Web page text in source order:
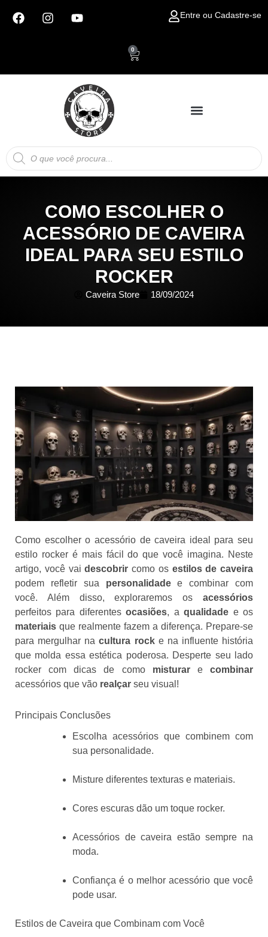
para
F
a
o
I
n
g
Y
o
b
e
Entre ou Cadastre-se
0
Carrinho
Pesquisar
produtos
COMO ESCOLHER O
ACESSÓRIO DE CAVEIRA
IDEAL PARA SEU ESTILO
ROCKER
Caveira Store 18/09/2024
Como escolher o acessório de caveira ideal para seu
estilo rocker é mais fácil do que você imagina. Neste
artigo, você vaidescobrir como os estilos de caveira
podem refletir sua personalidadee combinar com
você. Além disso, exploraremos os acessórios
perfeitos para diferentesocasiões, aqualidade e os
materiais que realmente fazem a diferença. Prepare-se
para mergulhar nacultura rocke na influente história
que molda essa estética poderosa. Desperte seu lado
rocker com dicas de como misturarecombinar
acessórios que vão realçar seu visual!
Principais Conclusões
Escolha acessórios que combinem com
sua personalidade.
Misture diferentes texturas e materiais.
Cores escuras dão um toque rocker.
Acessórios de caveira estão sempre na
moda.
Confiança é o melhor acessório que você
pode usar.
Estilos de Caveira que Combinam com Você